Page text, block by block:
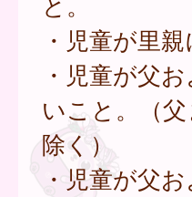
・児童が里
・児童が父
いこと。（
除く）
・児童が父